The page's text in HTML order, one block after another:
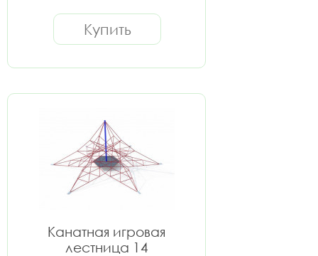
Купить
Канатная игровая
лестница 14